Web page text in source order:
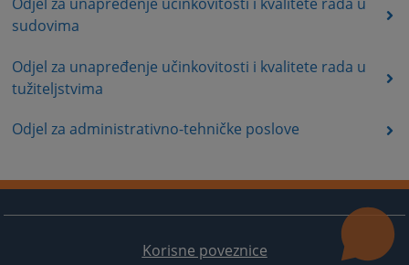
sudovima
Odjel za unapređenje učinkovitosti i kvalitete rada u
tužiteljstvima
Odjel za administrativno-tehničke poslove
Korisne poveznice